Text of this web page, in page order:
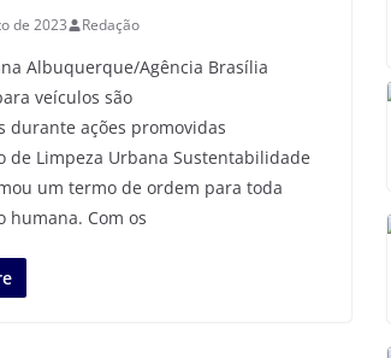
de 2023 Redação
Albuquerque/Agência Brasília
veículos são
durante ações promovidas
de Limpeza Urbana Sustentabilidade
um termo de ordem para toda
humana. Com os